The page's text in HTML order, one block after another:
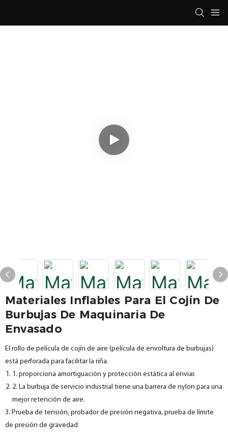
Materiales Inflables Para El Cojín De
Burbujas De Maquinaria De
Envasado
El rollo de película de cojín de aire (película de envoltura de burbujas)
está perforada para facilitar la riña.
1. proporciona amortiguación y protección estática al enviar.
2. La burbuja de servicio industrial tiene una barrera de nylon para una
mejor retención de aire.
3. Prueba de tensión, probador de presión negativa, prueba de límite
de presión de gravedad